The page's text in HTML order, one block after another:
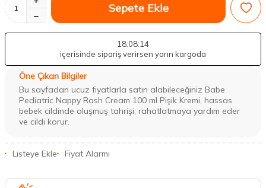
Sepete Ekle
18:08:13
içerisinde sipariş verirsen yarın kargoda
Öne Çıkan Bilgiler
Bu sayfadan ucuz fiyatlarla satın alabileceğiniz Babe
Pediatric Nappy Rash Cream 100 ml Pişik Kremi, hassas
bebek cildinde oluşmuş tahrişi, rahatlatmaya yardım eder
ve cildi korur.
Listeye Ekle Fiyat Alarmı